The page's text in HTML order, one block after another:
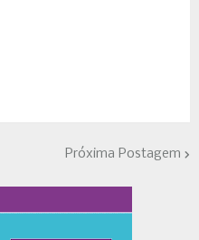
Próxima Postagem